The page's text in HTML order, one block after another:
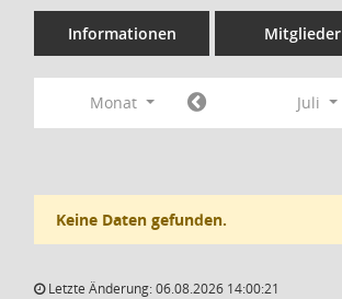
Informationen Mitglieder
Monat Juli
Keine Daten gefunden.
Letzte Änderung: 06.08.2026 14:00:21